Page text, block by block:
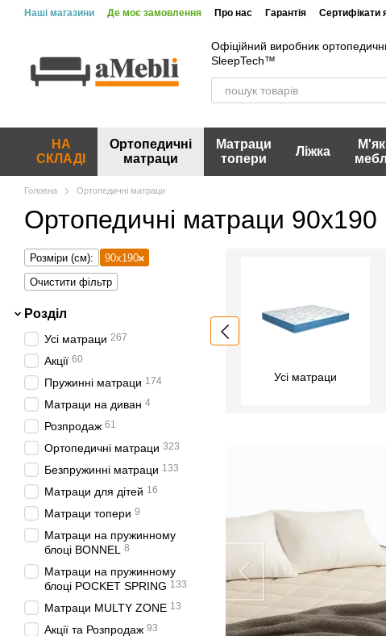
Перейти до основного контенту
Наші магазини Де моє замовлення Про нас Гарантія Сертифікати
Офіційний виробник
SleepTech™
НА
СКЛАДІ
Ортопедичні
матраци
Матраци
топери
Ліжка
Головна Ортопедичні матраци
Ортопедичні матраци 90х190
Усі матраци
Розміри (см):
90x190
Очистити фільтр
Розділ
Усі матраци 267
Акції 60
Пружинні матраци 174
Матраци на диван 4
Розпродаж 61
Ортопедичні матраци 323
Безпружинні матраци 133
Матраци для дітей 16
Матраци топери 9
Матраци на пружинному
блоці BONNEL
8
Матраци на пружинному
блоці POCKET SPRING 133
Матраци MULTY ZONE 13
Акції та Розпродаж 93